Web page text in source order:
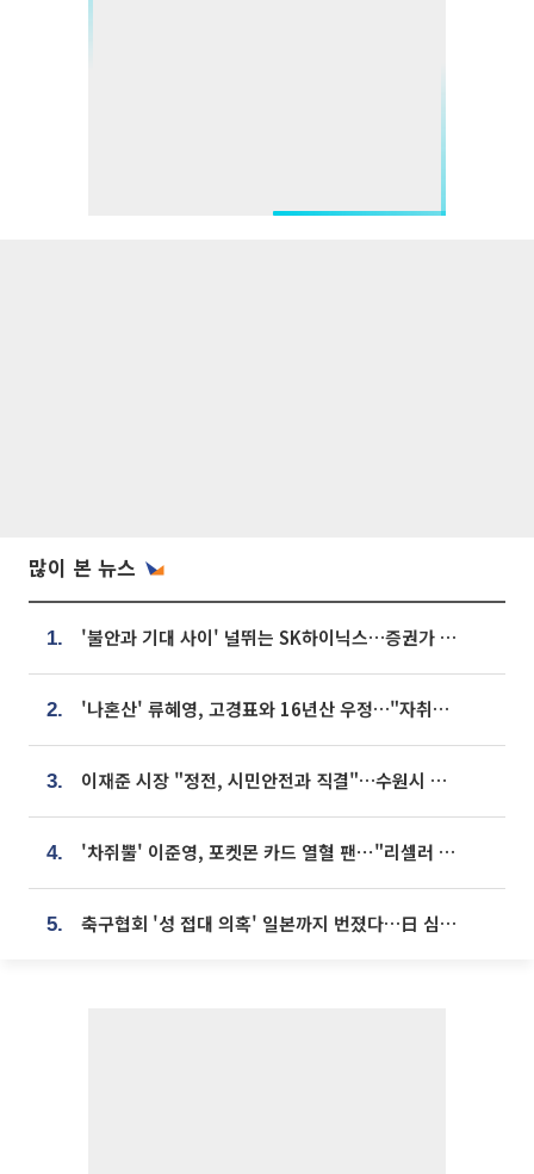
많이 본 뉴스
1. '불안과 기대 사이' 널뛰는 SK하이닉스…증권가 "HBM4·LTA 기반 펀터멘털 견고"
2. '나혼산' 류혜영, 고경표와 16년산 우정…"자취방서 부모님과 마주쳐"
3. 이재준 시장 "정전, 시민안전과 직결"…수원시 비상대응체계 가동
4. '차쥐뿔' 이준영, 포켓몬 카드 열혈 팬⋯"리셀러 처단할 것"
5. 축구협회 '성 접대 의혹' 일본까지 번졌다…日 심판 실명 공개